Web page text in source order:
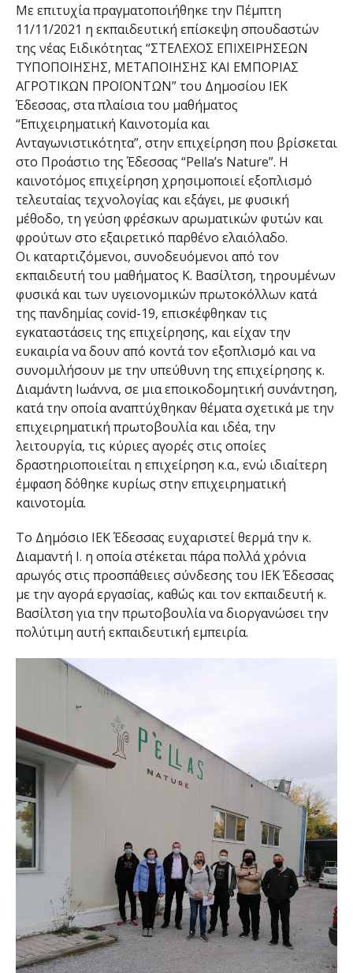
Με επιτυχία πραγματοποιήθηκε την Πέμπτη
11/11/2021 η εκπαιδευτική επίσκεψη σπουδαστών
της νέας Ειδικότητας “ΣΤΕΛΕΧΟΣ ΕΠΙΧΕΙΡΗΣΕΩΝ
ΤΥΠΟΠΟΙΗΣΗΣ, ΜΕΤΑΠΟΙΗΣΗΣ ΚΑΙ ΕΜΠΟΡΙΑΣ
ΑΓΡΟΤΙΚΩΝ ΠΡΟΪΟΝΤΩΝ” του Δημοσίου ΙΕΚ
Έδεσσας, στα πλαίσια του μαθήματος
“Επιχειρηματική Καινοτομία και
Ανταγωνιστικότητα”, στην επιχείρηση που βρίσκεται
στο Προάστιο της Έδεσσας “Pella’s Nature”. Η
καινοτόμος επιχείρηση χρησιμοποιεί εξοπλισμό
τελευταίας τεχνολογίας και εξάγει, με φυσική
μέθοδο, τη γεύση φρέσκων αρωματικών φυτών και
φρούτων στο εξαιρετικό παρθένο ελαιόλαδο.
Οι καταρτιζόμενοι, συνοδευόμενοι από τον
εκπαιδευτή του μαθήματος Κ. Βασίλτση, τηρουμένων
φυσικά και των υγειονομικών πρωτοκόλλων κατά
της πανδημίας covid-19, επισκέφθηκαν τις
εγκαταστάσεις της επιχείρησης, και είχαν την
ευκαιρία να δουν από κοντά τον εξοπλισμό και να
συνομιλήσουν με την υπεύθυνη της επιχείρησης κ.
Διαμάντη Ιωάννα, σε μια εποικοδομητική συνάντηση,
κατά την οποία αναπτύχθηκαν θέματα σχετικά με την
επιχειρηματική πρωτοβουλία και ιδέα, την
λειτουργία, τις κύριες αγορές στις οποίες
δραστηριοποιείται η επιχείρηση κ.α., ενώ ιδιαίτερη
έμφαση δόθηκε κυρίως στην επιχειρηματική
καινοτομία.
Το Δημόσιο ΙΕΚ Έδεσσας ευχαριστεί θερμά την κ.
Διαμαντή Ι. η οποία στέκεται πάρα πολλά χρόνια
αρωγός στις προσπάθειες σύνδεσης του ΙΕΚ Έδεσσας
με την αγορά εργασίας, καθώς και τον εκπαιδευτή κ.
Βασίλτση για την πρωτοβουλία να διοργανώσει την
πολύτιμη αυτή εκπαιδευτική εμπειρία.